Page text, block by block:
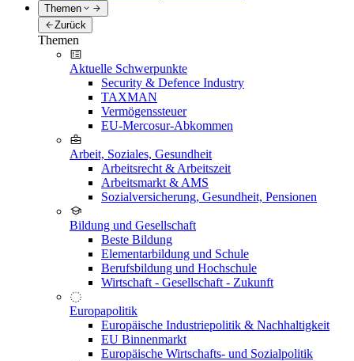
Themen
Zurück
Themen
Aktuelle Schwerpunkte
Security & Defence Industry
TAXMAN
Vermögenssteuer
EU-Mercosur-Abkommen
Arbeit, Soziales, Gesundheit
Arbeitsrecht & Arbeitszeit
Arbeitsmarkt & AMS
Sozialversicherung, Gesundheit, Pensionen
Bildung und Gesellschaft
Beste Bildung
Elementarbildung und Schule
Berufsbildung und Hochschule
Wirtschaft - Gesellschaft - Zukunft
Europapolitik
Europäische Industriepolitik & Nachhaltigkeit
EU Binnenmarkt
Europäische Wirtschafts- und Sozialpolitik